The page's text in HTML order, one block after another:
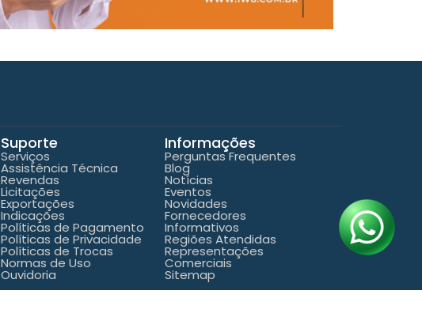
Suporte
Serviços
Assistência Técnica
Revendas
Licitações
Exportações
Indicações
Políticas de Pagamento
Políticas de Privacidade
Políticas de Trocas
Normas de Uso
Ouvidoria
Informações
Perguntas Frequentes
Blog
Notícias
Eventos
Novidades
Fornecedores
Informativos
Regiões Atendidas
Representações
Comerciais
Sitemap